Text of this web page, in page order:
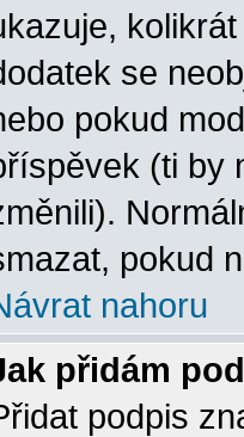
se
pokud
(ti by
pokud
nahoru
přidám
podpis